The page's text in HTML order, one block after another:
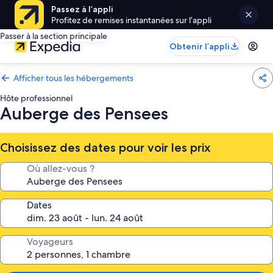
Passez à l’appli
Profitez de remises instantanées sur l’appli
Passer à la section principale
Obtenir l’appli
Afficher tous les hébergements
Hôte professionnel
Auberge des Pensees
Choisissez des dates pour voir les prix
Où allez-vous ?
Dates
Voyageurs